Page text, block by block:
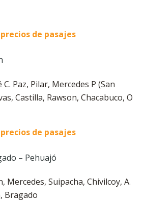
de pasajes
Paz, Pilar, Mercedes P (San
Castilla, Rawson, Chacabuco, O
de pasajes
– Pehuajó
Mercedes, Suipacha, Chivilcoy, A.
Bragado